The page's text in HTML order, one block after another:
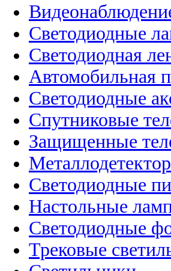
Светодиодные
Светодиодная
Автомобильная
Светодиодные
Спутниковые
Защищенные
Светодиодные
Настольные
Светодиодные
Трековые